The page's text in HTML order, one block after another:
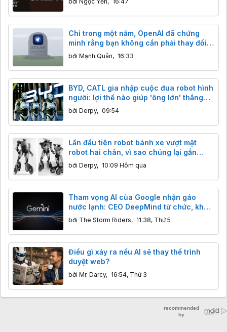
Chỉ trong một năm, OpenAI đã chứng
minh rằng bạn không cần phải thay đổi
trình duyệt để sử dụng trí tuệ nhân tạo
bởi Mạnh Quân, 16:33
BYD, CATL gia nhập cuộc đua robot hình
người: lợi thế nào giúp 'ông lớn' thắng
thế?
bởi Derpy, 09:54
Lần đầu tiên robot bánh xe vượt mặt
robot hai chân, vì sao chúng lại gần
thương mại hóa hơn?
bởi Derpy, 10:09 Hôm qua
Tham vọng AI của Google nhận gáo
nước lạnh: CEO DeepMind từ chức, khả
năng lập trình của Gemini bị Claude,
bởi The Storm Riders, 11:38, Thứ 5
Điều gì xảy ra nếu AI sẽ thay thế trình
duyệt web?
bởi Mr. Darcy, 16:54, Thứ 3